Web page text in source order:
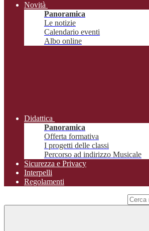
Novità
Panoramica
Le notizie
Calendario eventi
Albo online
Didattica
Panoramica
Offerta formativa
I progetti delle classi
Percorso ad indirizzo Musicale
Sicurezza e Privacy
Interpelli
Regolamenti